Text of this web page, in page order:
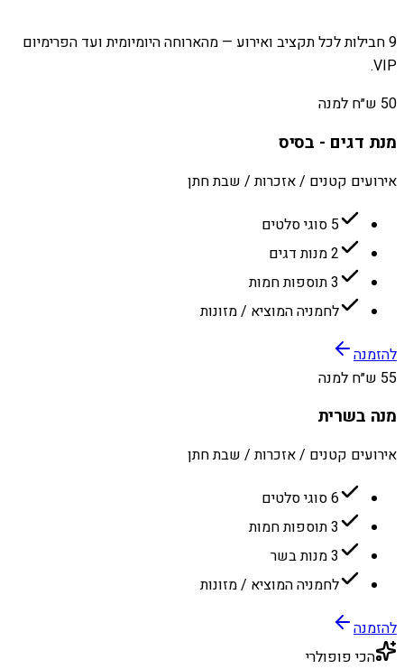
9 חבילות לכל תקציב ואירוע — מהארוחה היומיומית ועד הפרימיום
VIP.
50 ש״ח למנה
מנת דגים - בסיס
אירועים קטנים / אזכרות / שבת חתן
5 סוגי סלטים
2 מנות דגים
3 תוספות חמות
לחמניה המוציא / מזונות
להזמנה
55 ש״ח למנה
מנה בשרית
אירועים קטנים / אזכרות / שבת חתן
6 סוגי סלטים
3 תוספות חמות
3 מנות בשר
לחמניה המוציא / מזונות
להזמנה
הכי פופולרי